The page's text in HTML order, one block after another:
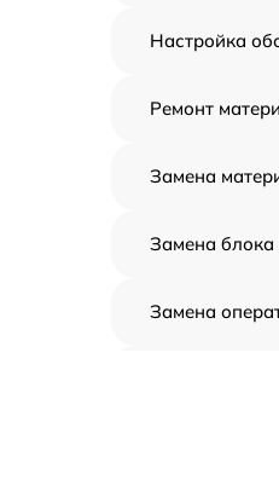
Настройка
Ремонт
Замена
Замена блока
Замена